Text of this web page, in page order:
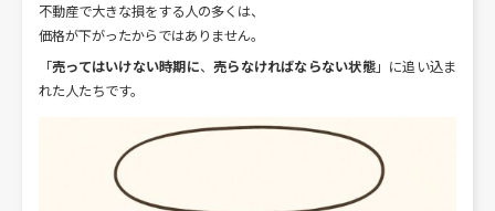
不動産で大きな損をする人の多くは、
価格が下がったからではありません。
「売ってはいけない時期に、売らなければならない状態」に追い込ま
れた人たちです。